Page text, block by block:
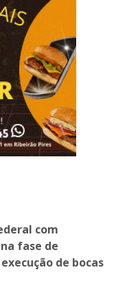
com
fase de
de bocas